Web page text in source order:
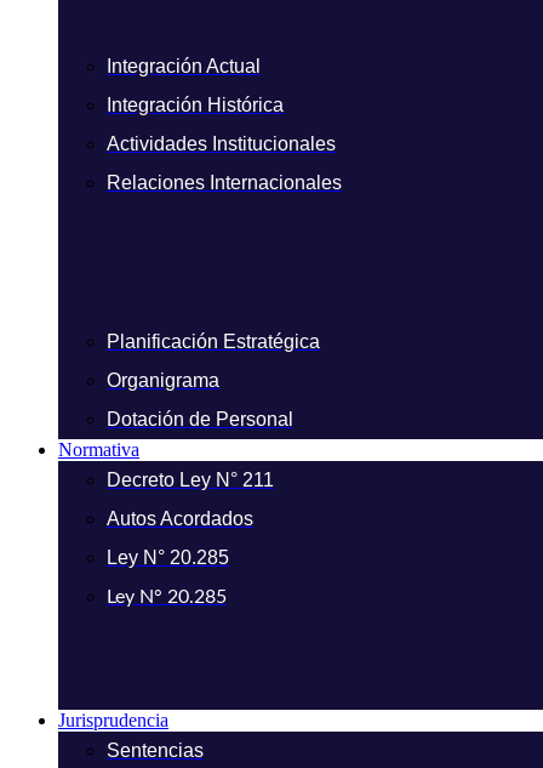
Integración Actual
Integración Histórica
Actividades Institucionales
Relaciones Internacionales
Planificación Estratégica
Organigrama
Dotación de Personal
Normativa
Decreto Ley N° 211
Autos Acordados
Ley N° 20.285
Ley N° 20.285
Jurisprudencia
Sentencias